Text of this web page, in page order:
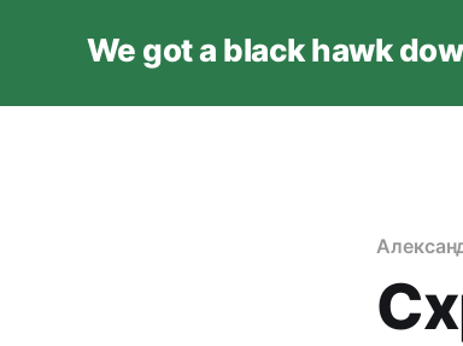
We got a black hawk